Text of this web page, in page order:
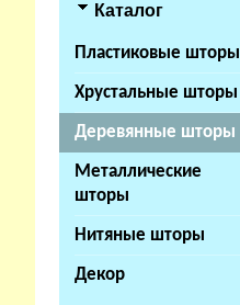
Каталог
Пластиковые шторы
Хрустальные шторы
Деревянные шторы
Металлические
шторы
Нитяные шторы
Декор